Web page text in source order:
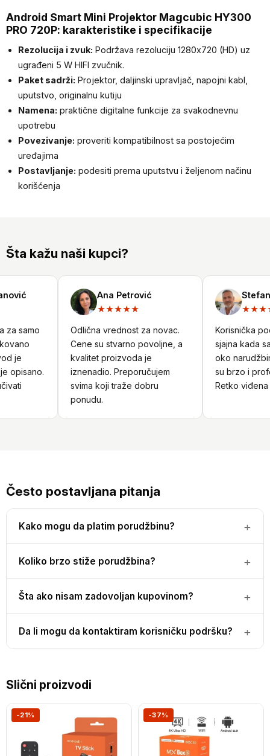
Android Smart Mini Projektor Magcubic HY300
PRO 720P: karakteristike i specifikacije
Rezolucija i zvuk: Podržava rezoluciju 1280x720 (HD) uz
ugrađeni 5 W HIFI zvučnik.
Paket sadrži: Projektor, daljinski upravljač, napojni kabl,
uputstvo, originalnu kutiju
Namena: praktične digitalne funkcije za svakodnevnu
upotrebu
Povezivanje: proveriti kompatibilnost sa postojećim
uređajima
Postavljanje: podesiti prema uputstvu i željenom načinu
korišćenja
Šta kažu naši kupci?
samo
je
opisano.
Ana Petrović
★★★★★
Odlična vrednost za novac.
Cene su stvarno povoljne, a
kvalitet proizvoda je
iznenadio. Preporučujem
svima koji traže dobru
ponudu.
Stefan
Korisnička
sjajna kada
oko
su brzo i
Retko viđena
Često postavljana pitanja
Kako mogu da platim porudžbinu?
Koliko brzo stiže porudžbina?
Šta ako nisam zadovoljan kupovinom?
Da li mogu da kontaktiram korisničku podršku?
Slični proizvodi
-21% -37%